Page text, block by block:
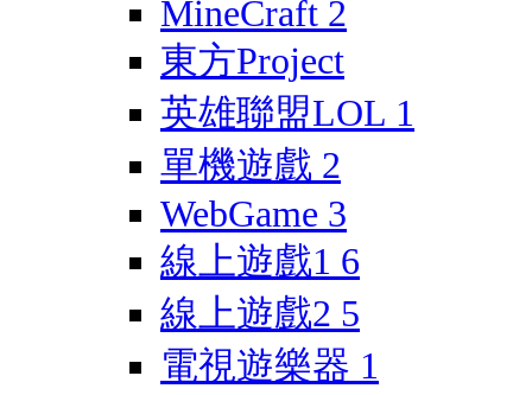
MineCraft 2
東方Project
英雄聯盟LOL 1
單機遊戲 2
WebGame 3
線上遊戲1 6
線上遊戲2 5
電視遊樂器 1